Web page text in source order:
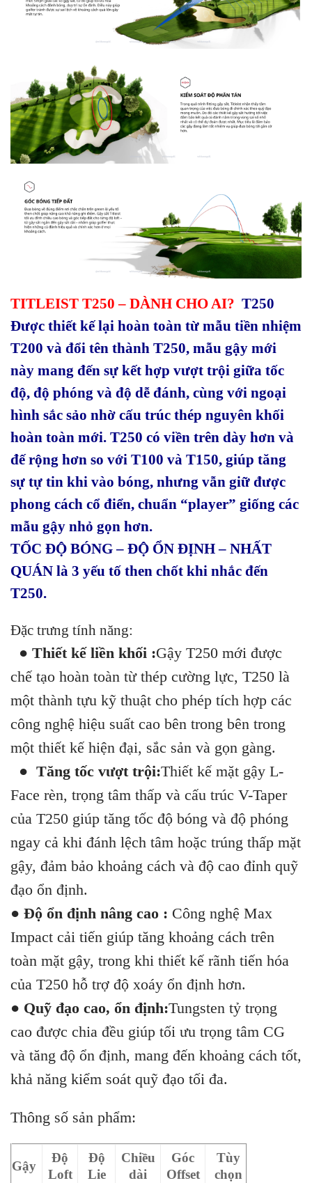
TITLEIST T250 – DÀNH CHO AI? T250
Được thiết kế lại hoàn toàn từ mẫu tiền nhiệm
T200 và đổi tên thành T250, mẫu gậy mới
này mang đến sự kết hợp vượt trội giữa tốc
độ, độ phóng và độ dễ đánh, cùng với ngoại
hình sắc sảo nhờ cấu trúc thép nguyên khối
hoàn toàn mới. T250 có viền trên dày hơn và
đế rộng hơn so với T100 và T150, giúp tăng
sự tự tin khi vào bóng, nhưng vẫn giữ được
phong cách cổ điển, chuẩn “player” giống các
mẫu gậy nhỏ gọn hơn.
TỐC ĐỘ BÓNG – ĐỘ ỔN ĐỊNH – NHẤT
QUÁN là 3 yếu tố then chốt khi nhắc đến
T250.
Đặc trưng tính năng:
● Thiết kế liền khối :Gậy T250 mới được
chế tạo hoàn toàn từ thép cường lực, T250 là
một thành tựu kỹ thuật cho phép tích hợp các
công nghệ hiệu suất cao bên trong bên trong
một thiết kế hiện đại, sắc sản và gọn gàng.
● Tăng tốc vượt trội:Thiết kế mặt gậy L-
Face rèn, trọng tâm thấp và cấu trúc V-Taper
của T250 giúp tăng tốc độ bóng và độ phóng
ngay cả khi đánh lệch tâm hoặc trúng thấp mặt
gậy, đảm bảo khoảng cách và độ cao đỉnh quỹ
đạo ổn định.
● Độ ổn định nâng cao : Công nghệ Max
Impact cải tiến giúp tăng khoảng cách trên
toàn mặt gậy, trong khi thiết kế rãnh tiến hóa
của T250 hỗ trợ độ xoáy ổn định hơn.
● Quỹ đạo cao, ổn định:Tungsten tỷ trọng
cao được chia đều giúp tối ưu trọng tâm CG
và tăng độ ổn định, mang đến khoảng cách tốt,
khả năng kiểm soát quỹ đạo tối đa.
Thông số sản phẩm:
Gậy
Độ
Loft
Độ
Lie
Chiều
dài
Góc
Offset
Tùy
chọn